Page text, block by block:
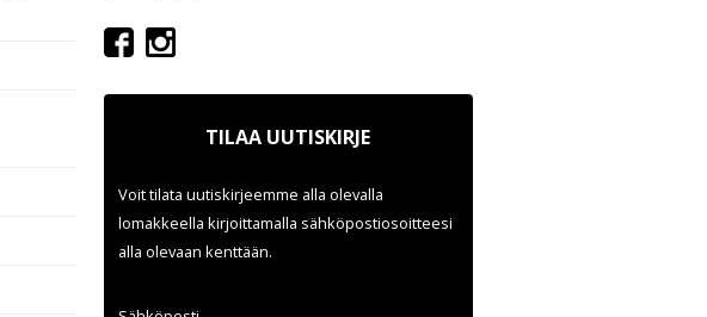
TILAA UUTISKIRJE
Voit tilata uutiskirjeemme alla olevalla
lomakkeella kirjoittamalla sähköpostiosoitteesi
alla olevaan kenttään.